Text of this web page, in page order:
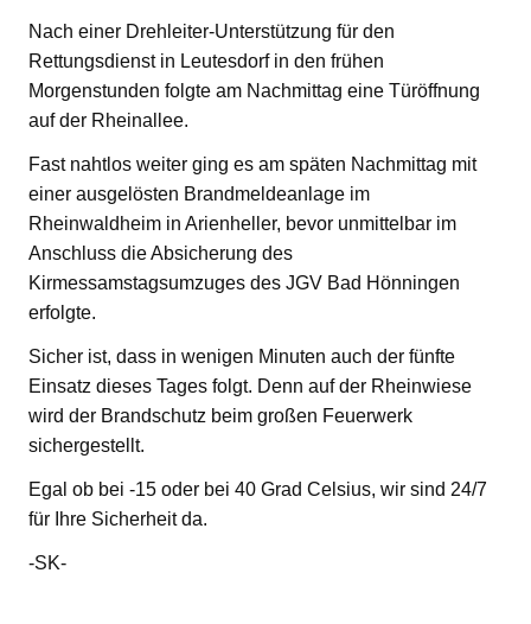
Nach einer Drehleiter-Unterstützung für den
Rettungsdienst in Leutesdorf in den frühen
Morgenstunden folgte am Nachmittag eine Türöffnung
auf der Rheinallee.
Fast nahtlos weiter ging es am späten Nachmittag mit
einer ausgelösten Brandmeldeanlage im
Rheinwaldheim in Arienheller, bevor unmittelbar im
Anschluss die Absicherung des
Kirmessamstagsumzuges des JGV Bad Hönningen
erfolgte.
Sicher ist, dass in wenigen Minuten auch der fünfte
Einsatz dieses Tages folgt. Denn auf der Rheinwiese
wird der Brandschutz beim großen Feuerwerk
sichergestellt.
Egal ob bei -15 oder bei 40 Grad Celsius, wir sind 24/7
für Ihre Sicherheit da.
-SK-